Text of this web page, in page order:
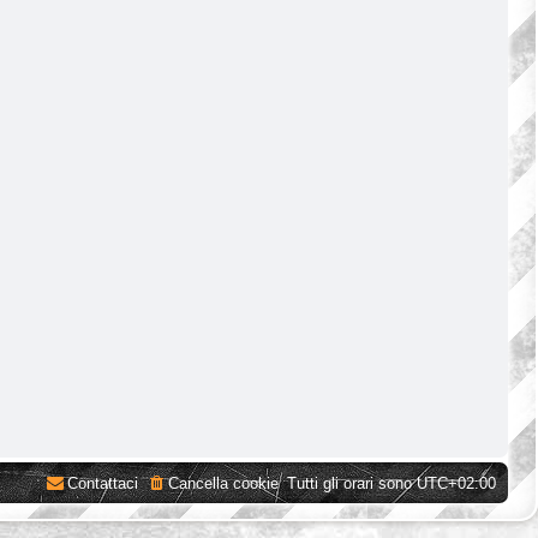
Tutti gli orari sonoUTC+02:00
Cancella cookie
Contattaci